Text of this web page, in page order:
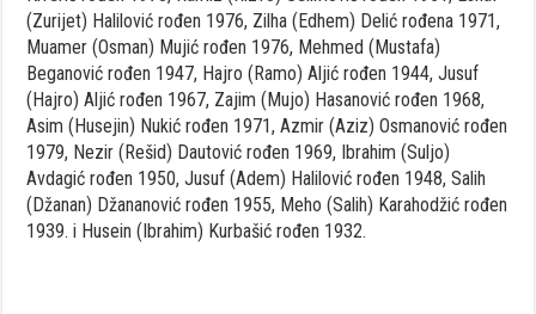
(Zurijet) Halilović rođen 1976, Zilha (Edhem) Delić rođena 1971,
Muamer (Osman) Mujić rođen 1976, Mehmed (Mustafa)
Beganović rođen 1947, Hajro (Ramo) Aljić rođen 1944, Jusuf
(Hajro) Aljić rođen 1967, Zajim (Mujo) Hasanović rođen 1968,
Asim (Husejin) Nukić rođen 1971, Azmir (Aziz) Osmanović rođen
1979, Nezir (Rešid) Dautović rođen 1969, Ibrahim (Suljo)
Avdagić rođen 1950, Jusuf (Adem) Halilović rođen 1948, Salih
(Džanan) Džananović rođen 1955, Meho (Salih) Karahodžić rođen
1939. i Husein (Ibrahim) Kurbašić rođen 1932.